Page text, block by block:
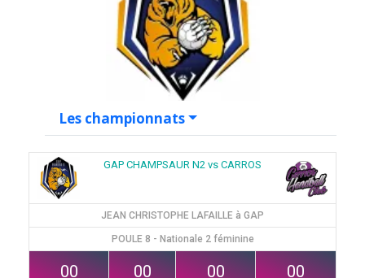
Les championnats
GAP CHAMPSAUR N2 vs CARROS
JEAN CHRISTOPHE LAFAILLE à GAP
POULE 8 - Nationale 2 féminine
00 00 00 00